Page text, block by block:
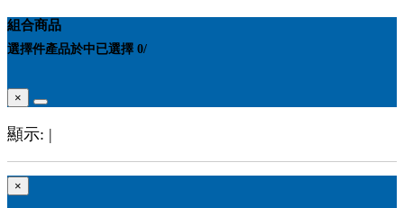
組合商品
選擇件產品於中已選擇 0/
×
顯示: |
×